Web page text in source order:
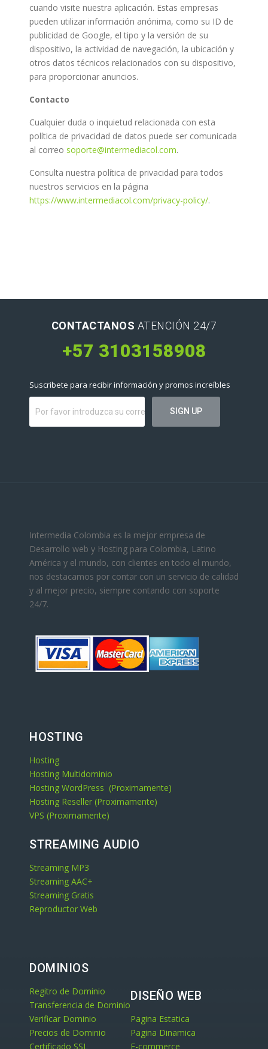
cuando visite nuestra aplicación. Estas empresas
pueden utilizar información anónima, como su ID de
publicidad de Google, el tipo y la versión de su
dispositivo, la actividad de navegación, la ubicación y
otros datos técnicos relacionados con su dispositivo,
para proporcionar anuncios.
Contacto
Cualquier duda o inquietud relacionada con esta
política de privacidad de datos puede ser comunicada
al correo soporte@intermediacol.com.
Consulta nuestra política de privacidad para todos
nuestros servicios en la página
https://www.intermediacol.com/privacy-policy/.
CONTACTANOS ATENCIÓN 24/7
+57 3103158908
Suscribete para recibir información y promos increíbles
Intermedia Colombia es la mejor empresa de
Desarrollo web y Hosting para Colombia, Latino
América y el mundo, con clientes en todo el mundo,
nos destacamos por contar con un servicio de calidad
y al mejor precio, siempre contando con soporte
24/7.
HOSTING
Hosting
Hosting Multidominio
Hosting WordPress (Proximamente)
Hosting Reseller (Proximamente)
VPS (Proximamente)
STREAMING AUDIO
Streaming MP3
Streaming AAC+
Streaming Gratis
Reproductor Web
DOMINIOS
Regitro de Dominio
Transferencia de Dominio
Verificar Dominio
Precios de Dominio
Certificado SSL
DISEÑO WEB
Pagina Estatica
Pagina Dinamica
E-commerce